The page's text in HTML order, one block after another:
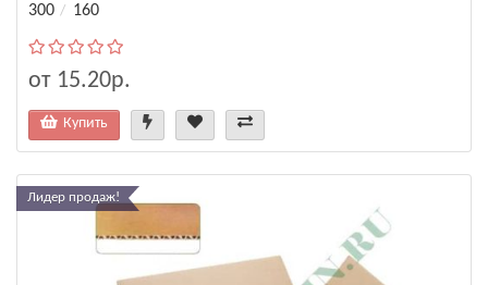
300 160
от 15.20р.
Купить
Лидер продаж!